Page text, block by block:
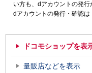
い方も、dアカウントの発行
dアカウントの発行・確認は
ドコモショップを表
量販店などを表示